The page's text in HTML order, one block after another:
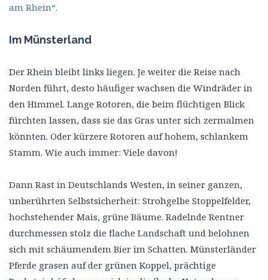
am Rhein“.
Im Münsterland
Der Rhein bleibt links liegen. Je weiter die Reise nach
Norden führt, desto häufiger wachsen die Windräder in
den Himmel. Lange Rotoren, die beim flüchtigen Blick
fürchten lassen, dass sie das Gras unter sich zermalmen
könnten. Oder kürzere Rotoren auf hohem, schlankem
Stamm. Wie auch immer: Viele davon!
Dann Rast in Deutschlands Westen, in seiner ganzen,
unberührten Selbstsicherheit: Strohgelbe Stoppelfelder,
hochstehender Mais, grüne Bäume. Radelnde Rentner
durchmessen stolz die flache Landschaft und belohnen
sich mit schäumendem Bier im Schatten. Münsterländer
Pferde grasen auf der grünen Koppel, prächtige